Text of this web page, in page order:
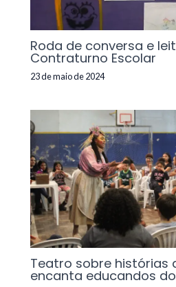
Roda de conversa e
Contraturno Escolar
23 de maio de 2024
Teatro sobre histórias
encanta educandos do